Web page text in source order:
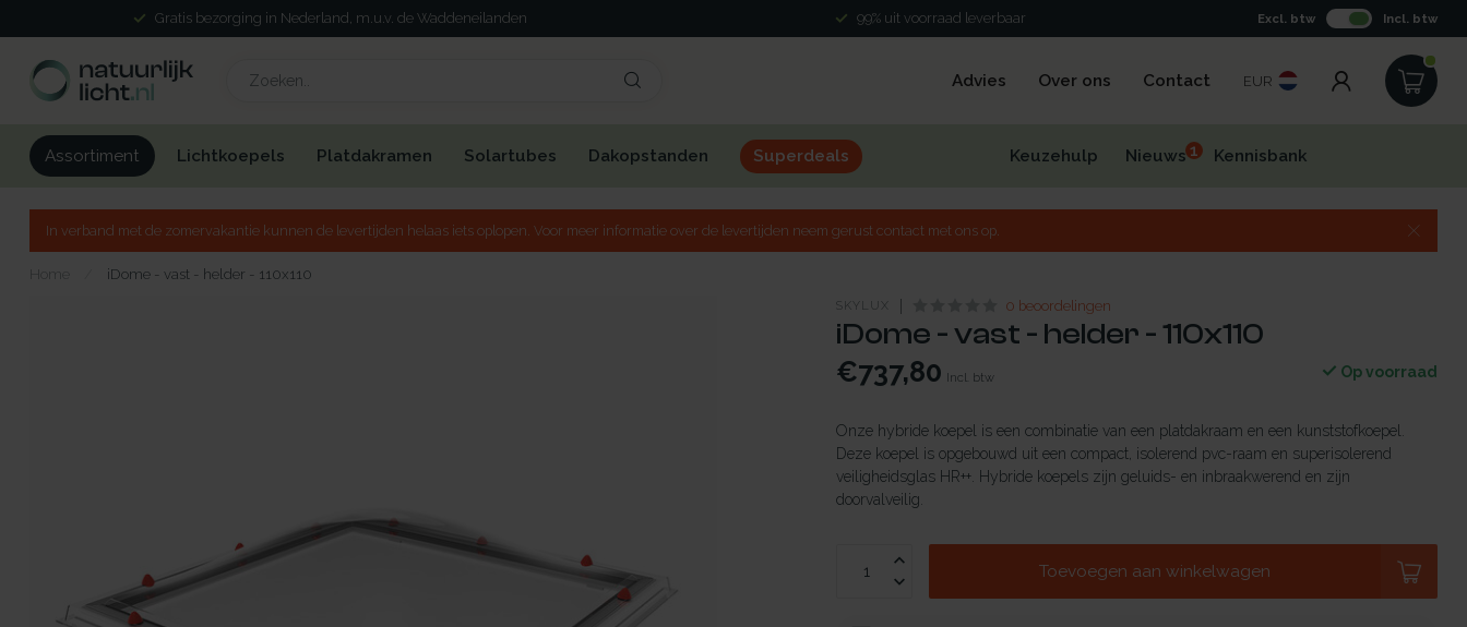
Gratis bezorging in Nederland, m.u.v. de Waddeneilanden 99% uit voorraad leverbaar Excl. btw Incl. btw
Advies Over ons Contact EUR
Assortiment Lichtkoepels Platdakramen Solartubes Dakopstanden Superdeals Keuzehulp Nieuws1 Kennisbank
In verband met de zomervakantie kunnen de levertijden helaas iets oplopen. Voor meer informatie over de levertijden neem gerust contact met ons op.
Home iDome - vast - helder - 110x110
SKYLUX 0 beoordelingen
iDome - vast - helder - 110x110
€737,80 Incl. btw Op voorraad
Onze hybride koepel is een combinatie van een platdakraam en een kunststofkoepel.
Deze koepel is opgebouwd uit een compact, isolerend pvc-raam en superisolerend
veiligheidsglas HR++. Hybride koepels zijn geluids- en inbraakwerend en zijn
doorvalveilig.
Toevoegen aan winkelwagen